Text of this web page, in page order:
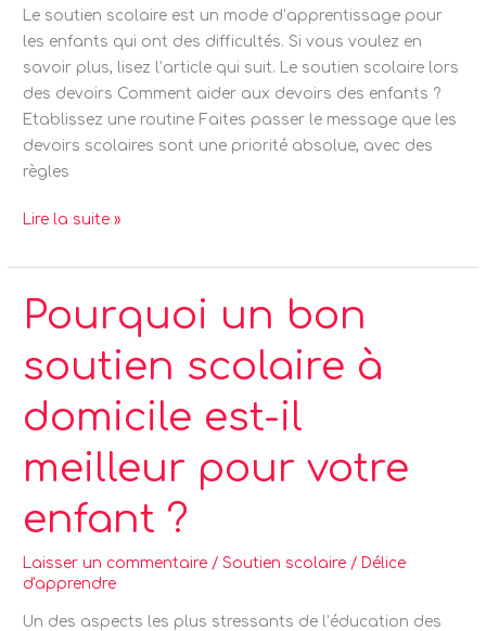
Le soutien scolaire est un mode d’apprentissage pour
les enfants qui ont des difficultés. Si vous voulez en
savoir plus, lisez l’article qui suit. Le soutien scolaire lors
des devoirs Comment aider aux devoirs des enfants ?
Etablissez une routine Faites passer le message que les
devoirs scolaires sont une priorité absolue, avec des
règles
Lire la suite »
Pourquoi un bon
soutien scolaire à
domicile est-il
meilleur pour votre
enfant ?
Laisser un commentaire /Soutien scolaire / Délice
d'apprendre
Un des aspects les plus stressants de l’éducation des
Pourquoi
un
soutien
scolaire
à
domicile
est-
il
meilleur
pour
votre
enfant